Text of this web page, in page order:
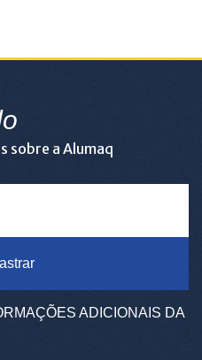
sobre a Alumaq
ADICIONAIS DA